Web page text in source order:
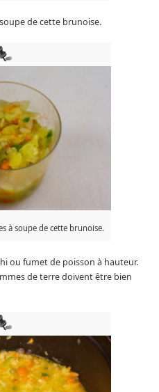
de cette brunoise.
à soupe de cette brunoise.
ou fumet de poisson à hauteur.
de terre doivent être bien